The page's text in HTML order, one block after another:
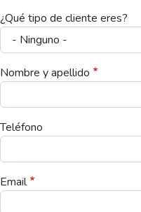
¿Qué tipo de cliente eres?
Nombre y apellido
Teléfono
Email